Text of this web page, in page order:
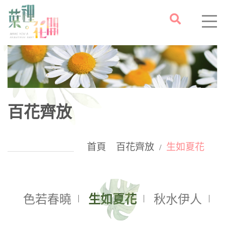
百花齊放
首頁 百花齊放 / 生如夏花
色若春曉 生如夏花 秋水伊人